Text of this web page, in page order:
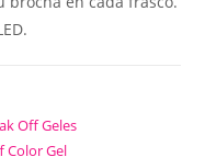
Off Geles
Color Gel